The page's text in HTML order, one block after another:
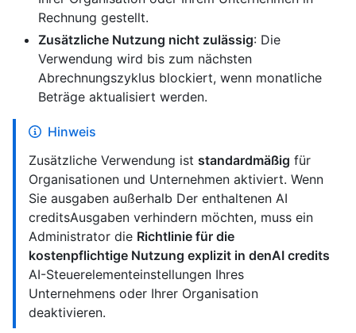
Rechnung gestellt.
Zusätzliche Nutzung nicht zulässig: Die
Verwendung wird bis zum nächsten
Abrechnungszyklus blockiert, wenn monatliche
Beträge aktualisiert werden.
Hinweis
Zusätzliche Verwendung ist standardmäßig für
Organisationen und Unternehmen aktiviert. Wenn
Sie ausgaben außerhalb Der enthaltenen AI
creditsAusgaben verhindern möchten, muss ein
Administrator die Richtlinie für die
kostenpflichtige Nutzung explizit in denAI credits
AI-Steuerelementeinstellungen Ihres
Unternehmens oder Ihrer Organisation
deaktivieren.